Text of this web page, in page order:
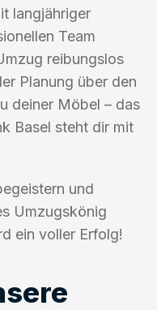
langjähriger
Team
reibungslos
Planung über den
deiner Möbel – das
Basel steht dir mit
und
Umzugskönig
ein voller Erfolg!